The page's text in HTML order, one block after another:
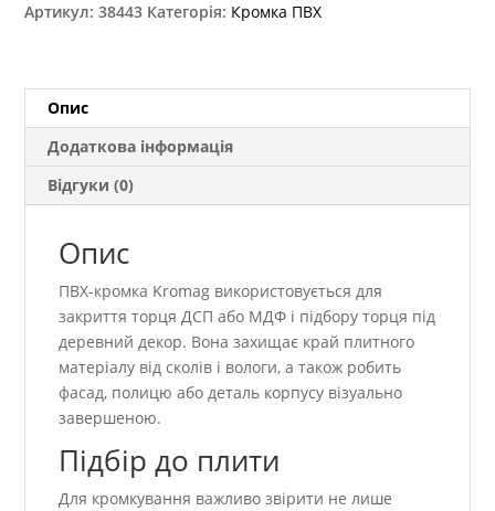
Амарі
кількість
Артикул:38443 Категорія: Кромка ПВХ
Опис
Додаткова інформація
Відгуки (0)
Опис
ПВХ-кромка Kromag використовується для
закриття торця ДСП або МДФ і підбору торця під
деревний декор. Вона захищає край плитного
матеріалу від сколів і вологи, а також робить
фасад, полицю або деталь корпусу візуально
завершеною.
Підбір до плити
Для кромкування важливо звірити не лише